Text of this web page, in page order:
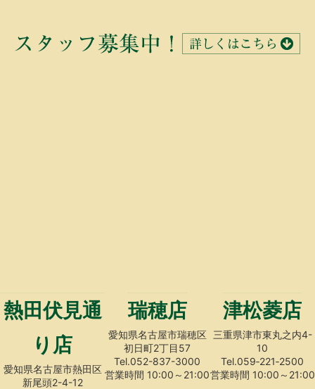
熱田伏見通
り店
愛知県名古屋市熱田区
新尾頭2-4-12
瑞穂店
愛知県名古屋市瑞穂区
初日町2丁目57
Tel.052-837-3000
営業時間 10:00～21:00
津松菱店
三重県津市東丸之内4-
10
Tel.059‐221‐2500
営業時間 10:00～21:00